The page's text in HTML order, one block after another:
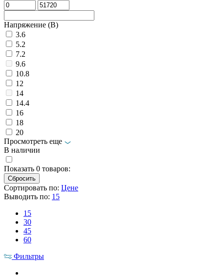
Напряжение (В)
3.6
5.2
7.2
9.6
10.8
12
14
14.4
16
18
20
Просмотреть еще
В наличии
Показать 0 товаров:
Сортировать по: Цене
Выводить по: 15
15
30
45
60
Фильтры